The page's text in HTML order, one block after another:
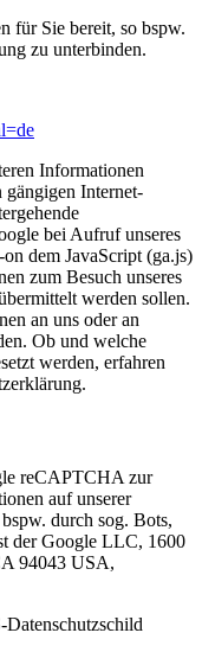
für Sie bereit, so bspw.
zu unterbinden.
Informationen
gängigen Internet-
bei Aufruf unseres
dem JavaScript (ga.js)
zum Besuch unseres
werden sollen.
an uns oder an
Ob und welche
werden, erfahren
reCAPTCHA zur
auf unserer
durch sog. Bots,
der Google LLC, 1600
94043 USA,